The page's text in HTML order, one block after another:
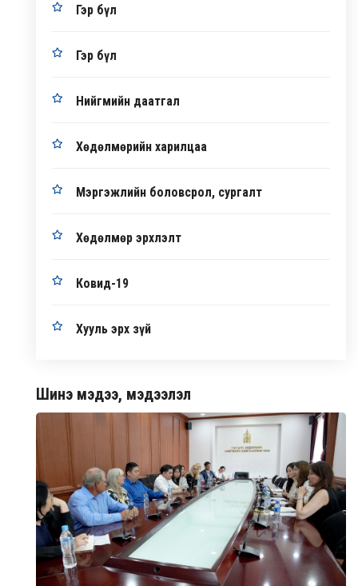
Гэр бүл
Гэр бүл
Нийгмийн даатгал
Хөдөлмөрийн харилцаа
Мэргэжлийн боловсрол, сургалт
Хөдөлмөр эрхлэлт
Ковид-19
Хууль эрх зүй
Шинэ мэдээ, мэдээлэл